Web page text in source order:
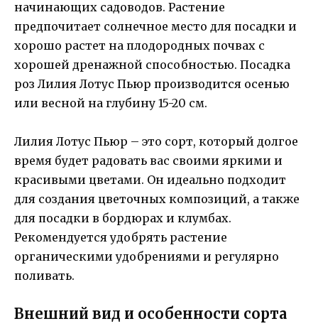
начинающих садоводов. Растение
предпочитает солнечное место для посадки и
хорошо растет на плодородных почвах с
хорошей дренажной способностью. Посадка
роз Лилия Лотус Пьюр производится осенью
или весной на глубину 15-20 см.
Лилия Лотус Пьюр – это сорт, который долгое
время будет радовать вас своими яркими и
красивыми цветами. Он идеально подходит
для создания цветочных композиций, а также
для посадки в бордюрах и клумбах.
Рекомендуется удобрять растение
органическими удобрениями и регулярно
поливать.
Внешний вид и особенности сорта